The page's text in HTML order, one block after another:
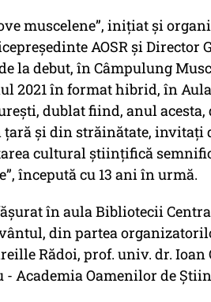
muscelene”, iniţiat şi
AOSR şi Director
la debut, în Câmpulung
2021 în format hibrid, în
dublat fiind, anul
şi din străinătate, invitați
cultural ştiinţifică
începută cu 13 ani în urmă.
în aula Bibliotecii
din partea
Rădoi, prof. univ. dr. Ioan
- Academia Oamenilor de